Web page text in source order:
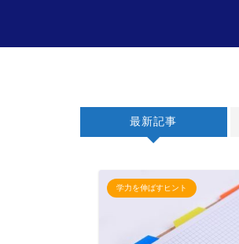
最新記事
学力を伸ばすヒント